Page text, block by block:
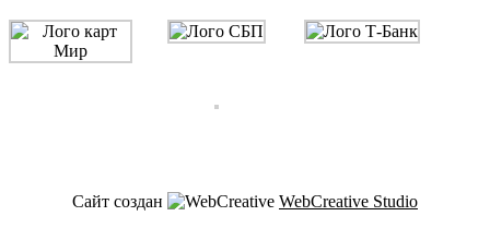
Сайт создан WebCreative Studio